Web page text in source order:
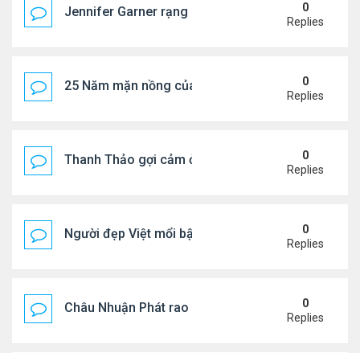
Jennifer Garner rạng rỡ bên bạn trai kém 6 tuổi
0
Replies
25 Năm mặn nồng của 'Điệp viên 007'
0
Replies
Thanh Thảo gợi cảm ở tuổi 49
0
Replies
Người đẹp Việt mổi bật giữa dàn sao châu Á
0
Replies
Châu Nhuận Phát rao bán tài sản
0
Replies